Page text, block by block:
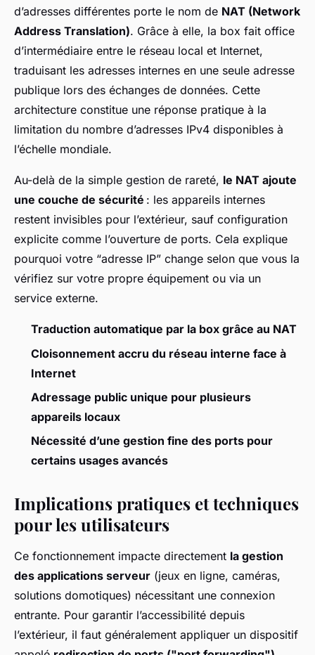
d’adresses différentes porte le nom de NAT (Network
Address Translation). Grâce à elle, la box fait office
d’intermédiaire entre le réseau local et Internet,
traduisant les adresses internes en une seule adresse
publique lors des échanges de données. Cette
architecture constitue une réponse pratique à la
limitation du nombre d’adresses IPv4 disponibles à
l’échelle mondiale.
Au-delà de la simple gestion de rareté, le NAT ajoute
une couche de sécurité : les appareils internes
restent invisibles pour l’extérieur, sauf configuration
explicite comme l’ouverture de ports. Cela explique
pourquoi votre “adresse IP” change selon que vous la
vérifiez sur votre propre équipement ou via un
service externe.
Traduction automatique par la box grâce au NAT
Cloisonnement accru du réseau interne face à
Internet
Adressage public unique pour plusieurs
appareils locaux
Nécessité d’une gestion fine des ports pour
certains usages avancés
Implications pratiques et techniques
pour les utilisateurs
Ce fonctionnement impacte directement la gestion
des applications serveur (jeux en ligne, caméras,
solutions domotiques) nécessitant une connexion
entrante. Pour garantir l’accessibilité depuis
l’extérieur, il faut généralement appliquer un dispositif